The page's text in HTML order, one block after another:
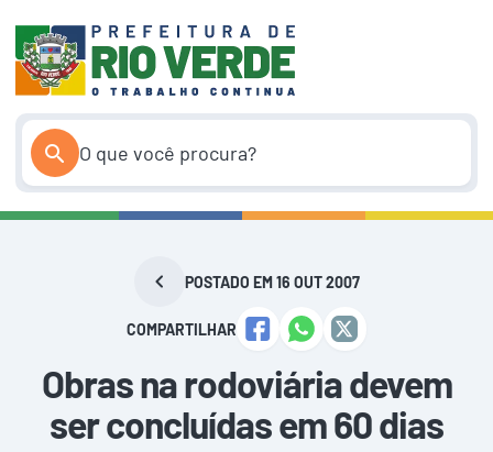
conteúdo
POSTADO EM 16 OUT 2007
COMPARTILHAR
Obras na rodoviária devem
ser concluídas em 60 dias